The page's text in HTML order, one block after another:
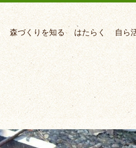
森づくりを知る はたらく 自ら